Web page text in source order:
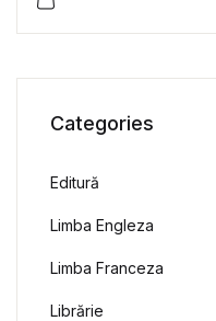
Categories
Editură
Limba Engleza
Limba Franceza
Librărie